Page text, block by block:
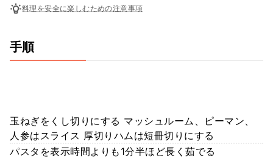
料理を安全に楽しむための注意事項
手順
玉ねぎをくし切りにする マッシュルーム、ピーマン、
人参はスライス 厚切りハムは短冊切りにする
パスタを表示時間よりも1分半ほど長く茹でる